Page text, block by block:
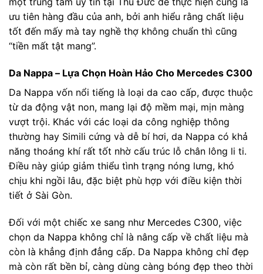
ưu tiên hàng đầu của anh, bởi anh hiểu rằng chất liệu
tốt đến mấy mà tay nghề thợ không chuẩn thì cũng
“tiền mất tật mang”.
Da Nappa – Lựa Chọn Hoàn Hảo Cho Mercedes C300
Da Nappa vốn nổi tiếng là loại da cao cấp, được thuộc
từ da động vật non, mang lại độ mềm mại, mịn màng
vượt trội. Khác với các loại da công nghiệp thông
thường hay Simili cứng và dễ bí hơi, da Nappa có khả
năng thoáng khí rất tốt nhờ cấu trúc lỗ chân lông li ti.
Điều này giúp giảm thiểu tình trạng nóng lưng, khó
chịu khi ngồi lâu, đặc biệt phù hợp với điều kiện thời
tiết ở Sài Gòn.
Đối với một chiếc xe sang như Mercedes C300, việc
chọn da Nappa không chỉ là nâng cấp về chất liệu mà
còn là khẳng định đẳng cấp. Da Nappa không chỉ đẹp
mà còn rất bền bỉ, càng dùng càng bóng đẹp theo thời